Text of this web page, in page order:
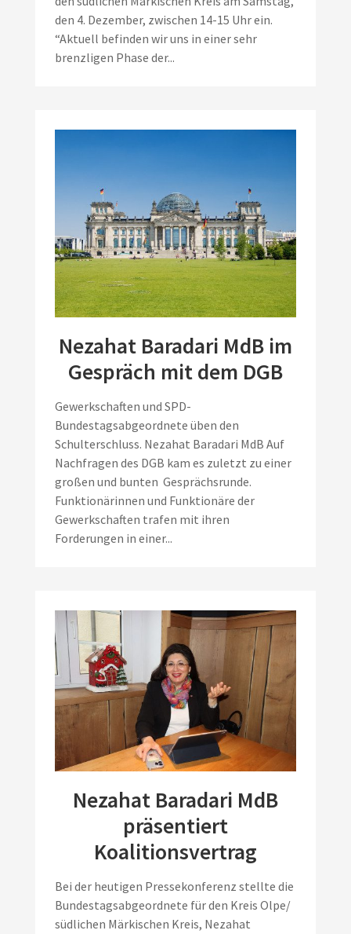
den 4. Dezember, zwischen 14-15 Uhr ein.
“Aktuell befinden wir uns in einer sehr
brenzligen Phase der...
Nezahat Baradari MdB im
Gespräch mit dem DGB
Gewerkschaften und SPD-
Bundestagsabgeordnete üben den
Schulterschluss. Nezahat Baradari MdB Auf
Nachfragen des DGB kam es zuletzt zu einer
großen und bunten Gesprächsrunde.
Funktionärinnen und Funktionäre der
Gewerkschaften trafen mit ihren
Forderungen in einer...
Nezahat Baradari MdB
präsentiert
Koalitionsvertrag
Bei der heutigen Pressekonferenz stellte die
Bundestagsabgeordnete für den Kreis Olpe/
südlichen Märkischen Kreis, Nezahat